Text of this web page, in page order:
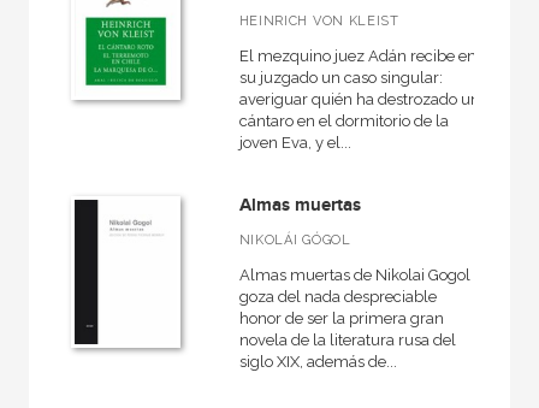
HEINRICH VON KLEIST
El mezquino juez Adán recibe en
su juzgado un caso singular:
averiguar quién ha destrozado un
cántaro en el dormitorio de la
joven Eva, y el...
Almas muertas
NIKOLÁI GÓGOL
Almas muertas de Nikolai Gogol
goza del nada despreciable
honor de ser la primera gran
novela de la literatura rusa del
siglo XIX, además de...